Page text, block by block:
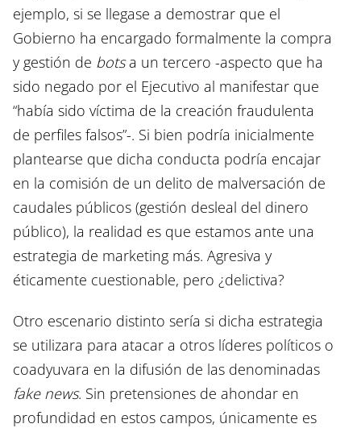
ejemplo, si se llegase a demostrar que el
Gobierno ha encargado formalmente la compra
y gestión de botsa un tercero -aspecto que ha
sido negado por el Ejecutivo al manifestar que
“había sido víctima de la creación fraudulenta
de perfiles falsos”-. Si bien podría inicialmente
plantearse que dicha conducta podría encajar
en la comisión de un delito de malversación de
caudales públicos (gestión desleal del dinero
público), la realidad es que estamos ante una
estrategia de marketing más. Agresiva y
éticamente cuestionable, pero ¿delictiva?
Otro escenario distinto sería si dicha estrategia
se utilizara para atacar a otros líderes políticos o
coadyuvara en la difusión de las denominadas
fake news. Sin pretensiones de ahondar en
profundidad en estos campos, únicamente es